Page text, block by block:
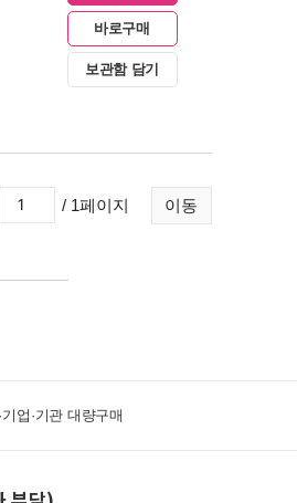
바로구매
보관함 담기
이동
/ 1페이지
기업·기관 대량구매